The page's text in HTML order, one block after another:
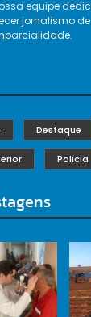
equipe
jornalismo
Destaque
Polícia